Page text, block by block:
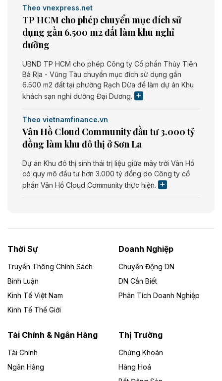
Theo vnexpress.net
TP HCM cho phép chuyển mục đích sử
dụng gần 6.500 m2 đất làm khu nghỉ
dưỡng
UBND TP HCM cho phép Công ty Cổ phần Thủy Tiên
Bà Rịa - Vũng Tàu chuyển mục đích sử dụng gần
6.500 m2 đất tại phường Rạch Dừa để làm dự án Khu
khách sạn nghỉ dưỡng Đại Dương.
Theo vietnamfinance.vn
Vân Hồ Cloud Community đầu tư 3.000 tỷ
đồng làm khu đô thị ở Sơn La
Dự án Khu đô thị sinh thái trị liệu giữa mây trời Vân Hồ
có quy mô đầu tư hơn 3.000 tỷ đồng do Công ty cổ
phần Vân Hồ Cloud Community thực hiện.
Dự án Nhà máy xử lý rác và phát điện Bắc Giang do
Công ty TNHH Năng lượng môi trường Bắc Giang làm
Theo vietnamfinance.vn
Đức Long Gia Lai mở rộng ‘hệ sinh thái’
Lai
Bốn doanh nghiệp có sự góp vốn của Công ty Cổ
phần Tập đoàn Đức Long Gia Lai (HoSE: DLG) được
Thời Sự
Truyền Thông Chính Sách
Bình Luận
Kinh Tế Việt Nam
Kinh Tế Thế Giới
Doanh Nghiệp
Chuyển Động DN
DN Cần Biết
Phân Tích Doanh Nghiệp
Tài Chính & Ngân Hàng
Tài Chính
Ngân Hàng
Thị Trường
Chứng Khoán
Hàng Hoá